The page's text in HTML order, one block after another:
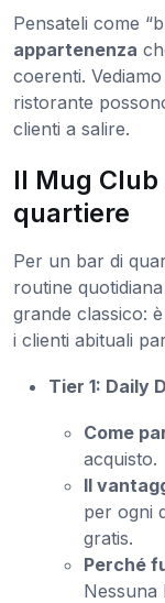
Pensateli come
appartenenza
coerenti.
ristorante
clienti a salire.
Il Mug
quartiere
Per un bar di
routine
grande classico:
i clienti abituali
Tier 1: Daily
Come
acquisto.
Il
per ogni
gratis.
Perché
Nessuna